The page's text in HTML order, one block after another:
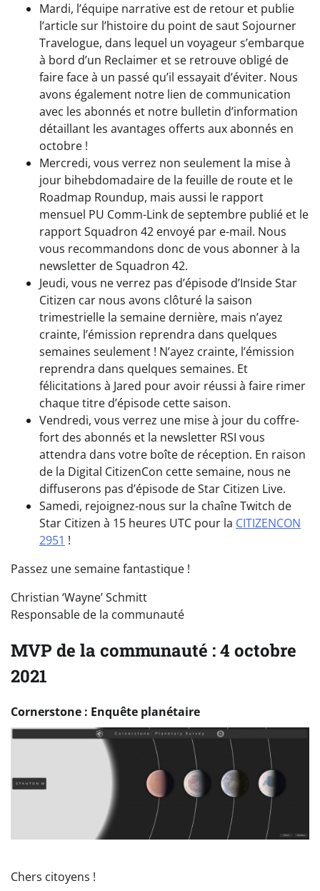
Mardi, l’équipe narrative est de retour et publie
l’article sur l’histoire du point de saut Sojourner
Travelogue, dans lequel un voyageur s’embarque
à bord d’un Reclaimer et se retrouve obligé de
faire face à un passé qu’il essayait d’éviter. Nous
avons également notre lien de communication
avec les abonnés et notre bulletin d’information
détaillant les avantages offerts aux abonnés en
octobre !
Mercredi, vous verrez non seulement la mise à
jour bihebdomadaire de la feuille de route et le
Roadmap Roundup, mais aussi le rapport
mensuel PU Comm-Link de septembre publié et le
rapport Squadron 42 envoyé par e-mail. Nous
vous recommandons donc de vous abonner à la
newsletter de Squadron 42.
Jeudi, vous ne verrez pas d’épisode d’Inside Star
Citizen car nous avons clôturé la saison
trimestrielle la semaine dernière, mais n’ayez
crainte, l’émission reprendra dans quelques
semaines seulement ! N’ayez crainte, l’émission
reprendra dans quelques semaines. Et
félicitations à Jared pour avoir réussi à faire rimer
chaque titre d’épisode cette saison.
Vendredi, vous verrez une mise à jour du coffre-
fort des abonnés et la newsletter RSI vous
attendra dans votre boîte de réception. En raison
de la Digital CitizenCon cette semaine, nous ne
diffuserons pas d’épisode de Star Citizen Live.
Samedi, rejoignez-nous sur la chaîne Twitch de
Star Citizen à 15 heures UTC pour la CITIZENCON
2951 !
Passez une semaine fantastique !
Christian ‘Wayne’ Schmitt
Responsable de la communauté
MVP de la communauté : 4 octobre
2021
Cornerstone : Enquête planétaire
Chers citoyens !